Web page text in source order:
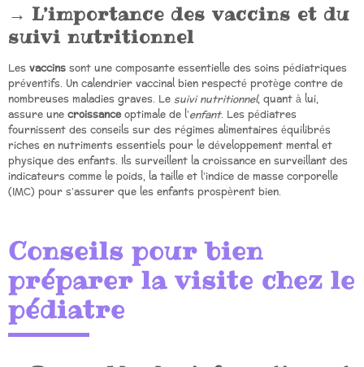
L’importance des vaccins et du
suivi nutritionnel
Les vaccinssont une composante essentielle des soins pédiatriques
préventifs. Un calendrier vaccinal bien respecté protège contre de
nombreuses maladies graves. Lesuivi nutritionnel, quant à lui,
assure unecroissanceoptimale de l’enfant. Les pédiatres
fournissent des conseils sur des régimes alimentaires équilibrés
riches en nutriments essentiels pour le développement mental et
physique des enfants. Ils surveillent la croissance en surveillant des
indicateurs comme le poids, la taille et l’indice de masse corporelle
(IMC) pour s’assurer que les enfants prospèrent bien.
Conseils pour bien
préparer la visite chez le
pédiatre